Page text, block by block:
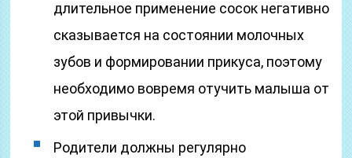
длительное применение сосок негативно
сказывается на состоянии молочных
зубов и формировании прикуса, поэтому
необходимо вовремя отучить малыша от
этой привычки.
Родители должны регулярно